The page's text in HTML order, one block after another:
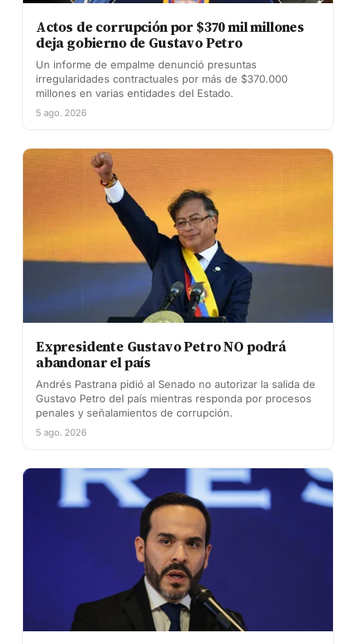
Actos de corrupción por $370 mil millones
deja gobierno de Gustavo Petro
Un informe de empalme denunció presuntas
irregularidades contractuales por más de $370.000
millones en varias entidades del Estado.
5 ago. 2026
Expresidente Gustavo Petro NO podrá
abandonar el país
Andrés Pastrana pidió al Senado no autorizar la salida de
Gustavo Petro del país mientras responda por procesos
penales y señalamientos de corrupción.
5 ago. 2026